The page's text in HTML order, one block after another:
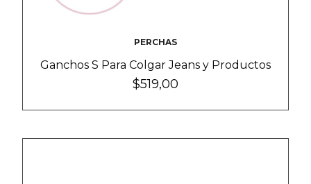
PERCHAS
Ganchos S Para Colgar Jeans y Productos
$519,00